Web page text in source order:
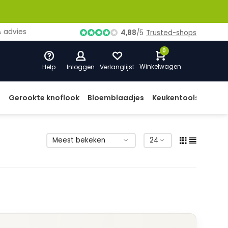
4,88/5 Trusted-shops
Help Inloggen Verlanglijst
0
Winkelwagen
Gerookte knoflook Bloemblaadjes Keukentools